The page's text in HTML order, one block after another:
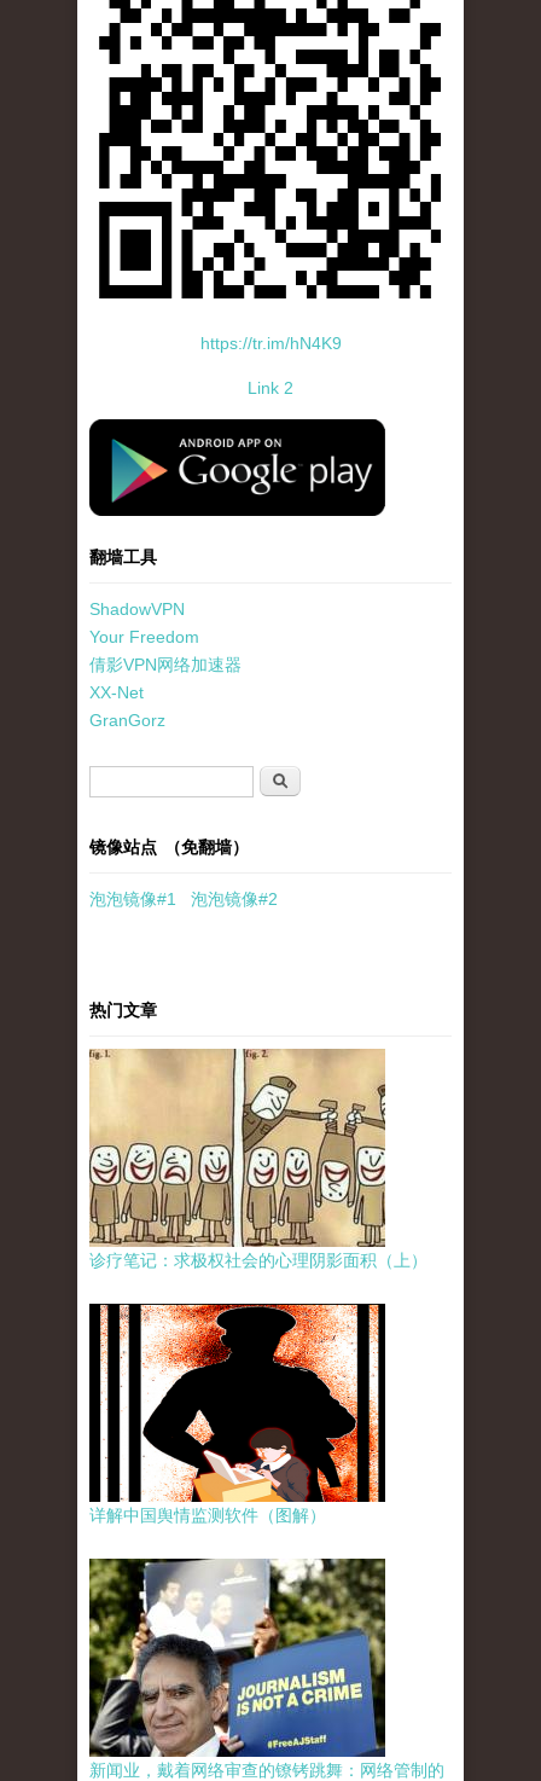
https://tr.im/hN4K9
Link 2
standard-icon-googleplay-app-store.png
翻墙工具
ShadowVPN
Your Freedom
倩影VPN网络加速器
XX-Net
GranGorz
搜索
镜像站点 （免翻墙）
泡泡镜像#1 泡泡镜像#2
热门文章
诊疗笔记：求极权社会的心理阴影面积（上）
详解中国舆情监测软件（图解）
新闻业，戴着网络审查的镣铐跳舞：网络管制的